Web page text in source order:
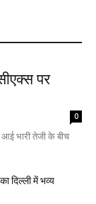
पर
0
भारी तेजी के बीच
दिल्ली में भव्य